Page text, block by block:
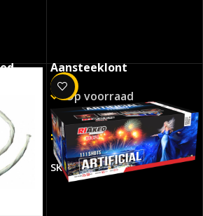
Aansteeklont
Op voorraad
€0.29
SKU:925
-7%